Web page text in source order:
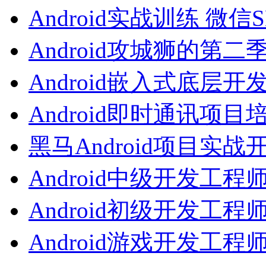
Android实战训练 微信
Android攻城狮的第二
Android嵌入式底层开
Android即时通讯项目
黑马Android项目实战
Android中级开发工程
Android初级开发工程
Android游戏开发工程